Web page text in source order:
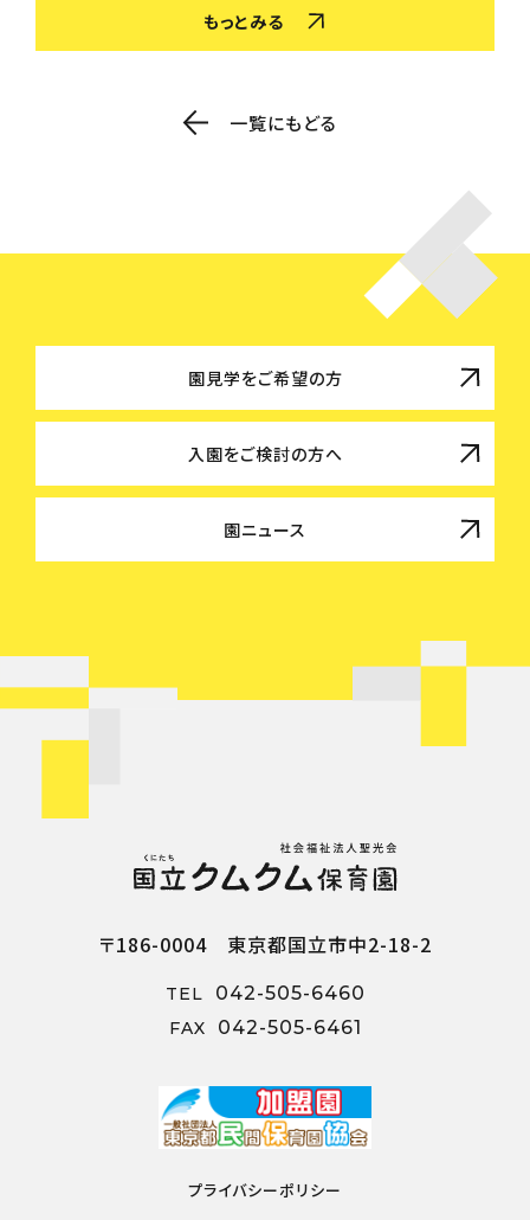
もっとみる
一覧にもどる
園見学をご希望の方
入園をご検討の方へ
園ニュース
〒186-0004 東京都国立市中2-18-2
TEL 042-505-6460
FAX 042-505-6461
プライバシーポリシー